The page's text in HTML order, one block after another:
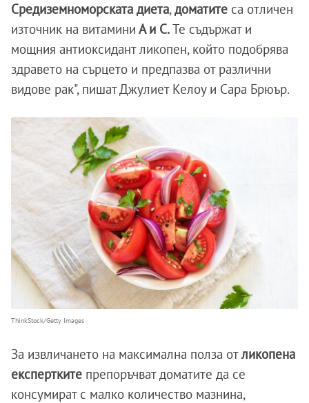
Средиземноморската диета,доматите са отличен
източник на витамини А и С.Те съдържат и
мощния антиоксидант ликопен, който подобрява
здравето на сърцето и предпазва от различни
видове рак", пишат Джулиет Келоу и Сара Брюър.
ThinkStock/Getty Images
За извличането на максимална полза отликопена
експертките препоръчват доматите да се
консумират с малко количество мазнина,